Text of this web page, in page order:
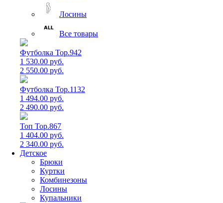
Лосины
Все товары
Футболка Top.942
1 530.00 руб.
2 550.00 руб.
Футболка Top.1132
1 494.00 руб.
2 490.00 руб.
Топ Top.867
1 404.00 руб.
2 340.00 руб.
Детское
Брюки
Куртки
Комбинезоны
Лосины
Купальники